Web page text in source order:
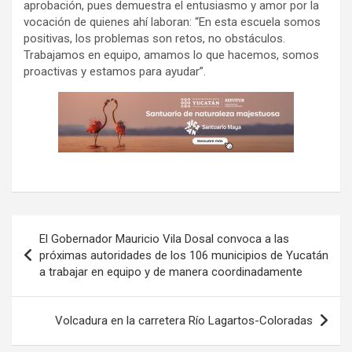
aprobación, pues demuestra el entusiasmo y amor por la
vocación de quienes ahí laboran: “En esta escuela somos
positivas, los problemas son retos, no obstáculos.
Trabajamos en equipo, amamos lo que hacemos, somos
proactivas y estamos para ayudar”.
de
entradas
El Gobernador Mauricio Vila Dosal convoca a las
próximas autoridades de los 106 municipios de Yucatán
a trabajar en equipo y de manera coordinadamente
Volcadura en la carretera Río Lagartos-Coloradas